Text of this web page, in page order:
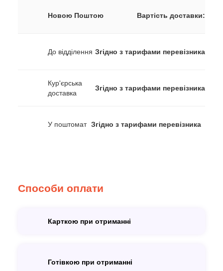
Новою Поштою Вартість доставки:
До відділення Згідно з тарифами перевізника
Кур'єрська
доставка
Згідно з тарифами перевізника
У поштомат Згідно з тарифами перевізника
Способи оплати
Карткою при отриманні
Готівкою при отриманні